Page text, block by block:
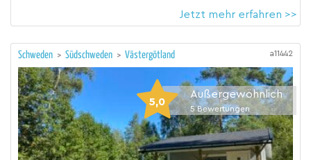
Jetzt mehr erfahren >>
Schweden > Südschweden > Västergötland a11442
5,0
Außergewöhnlich
5 Bewertungen